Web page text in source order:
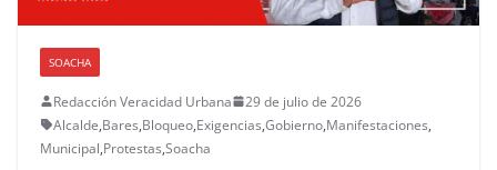
SOACHA
Redacción Veracidad Urbana
29 de julio de 2026
Alcalde,Bares,Bloqueo,Exigencias,Gobierno,Manifestaciones,
Municipal,Protestas,Soacha